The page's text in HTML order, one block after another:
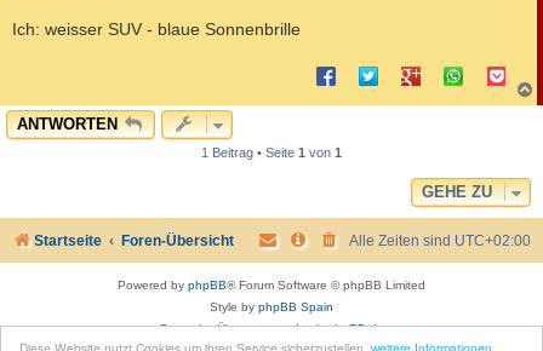
Ich: weisser SUV - blaue Sonnenbrille
a
ANTWORTEN
1 Beitrag • Seite 1 von 1
GEHE ZU
Startseite Foren-Übersicht Alle Zeiten sind UTC+02:00
Powered by phpBB® Forum Software © phpBB Limited
Style by phpBB Spain
Deutsche Übersetzung durchphpBB.de
Moon Image Courtesy of Calendrier Lunaire.